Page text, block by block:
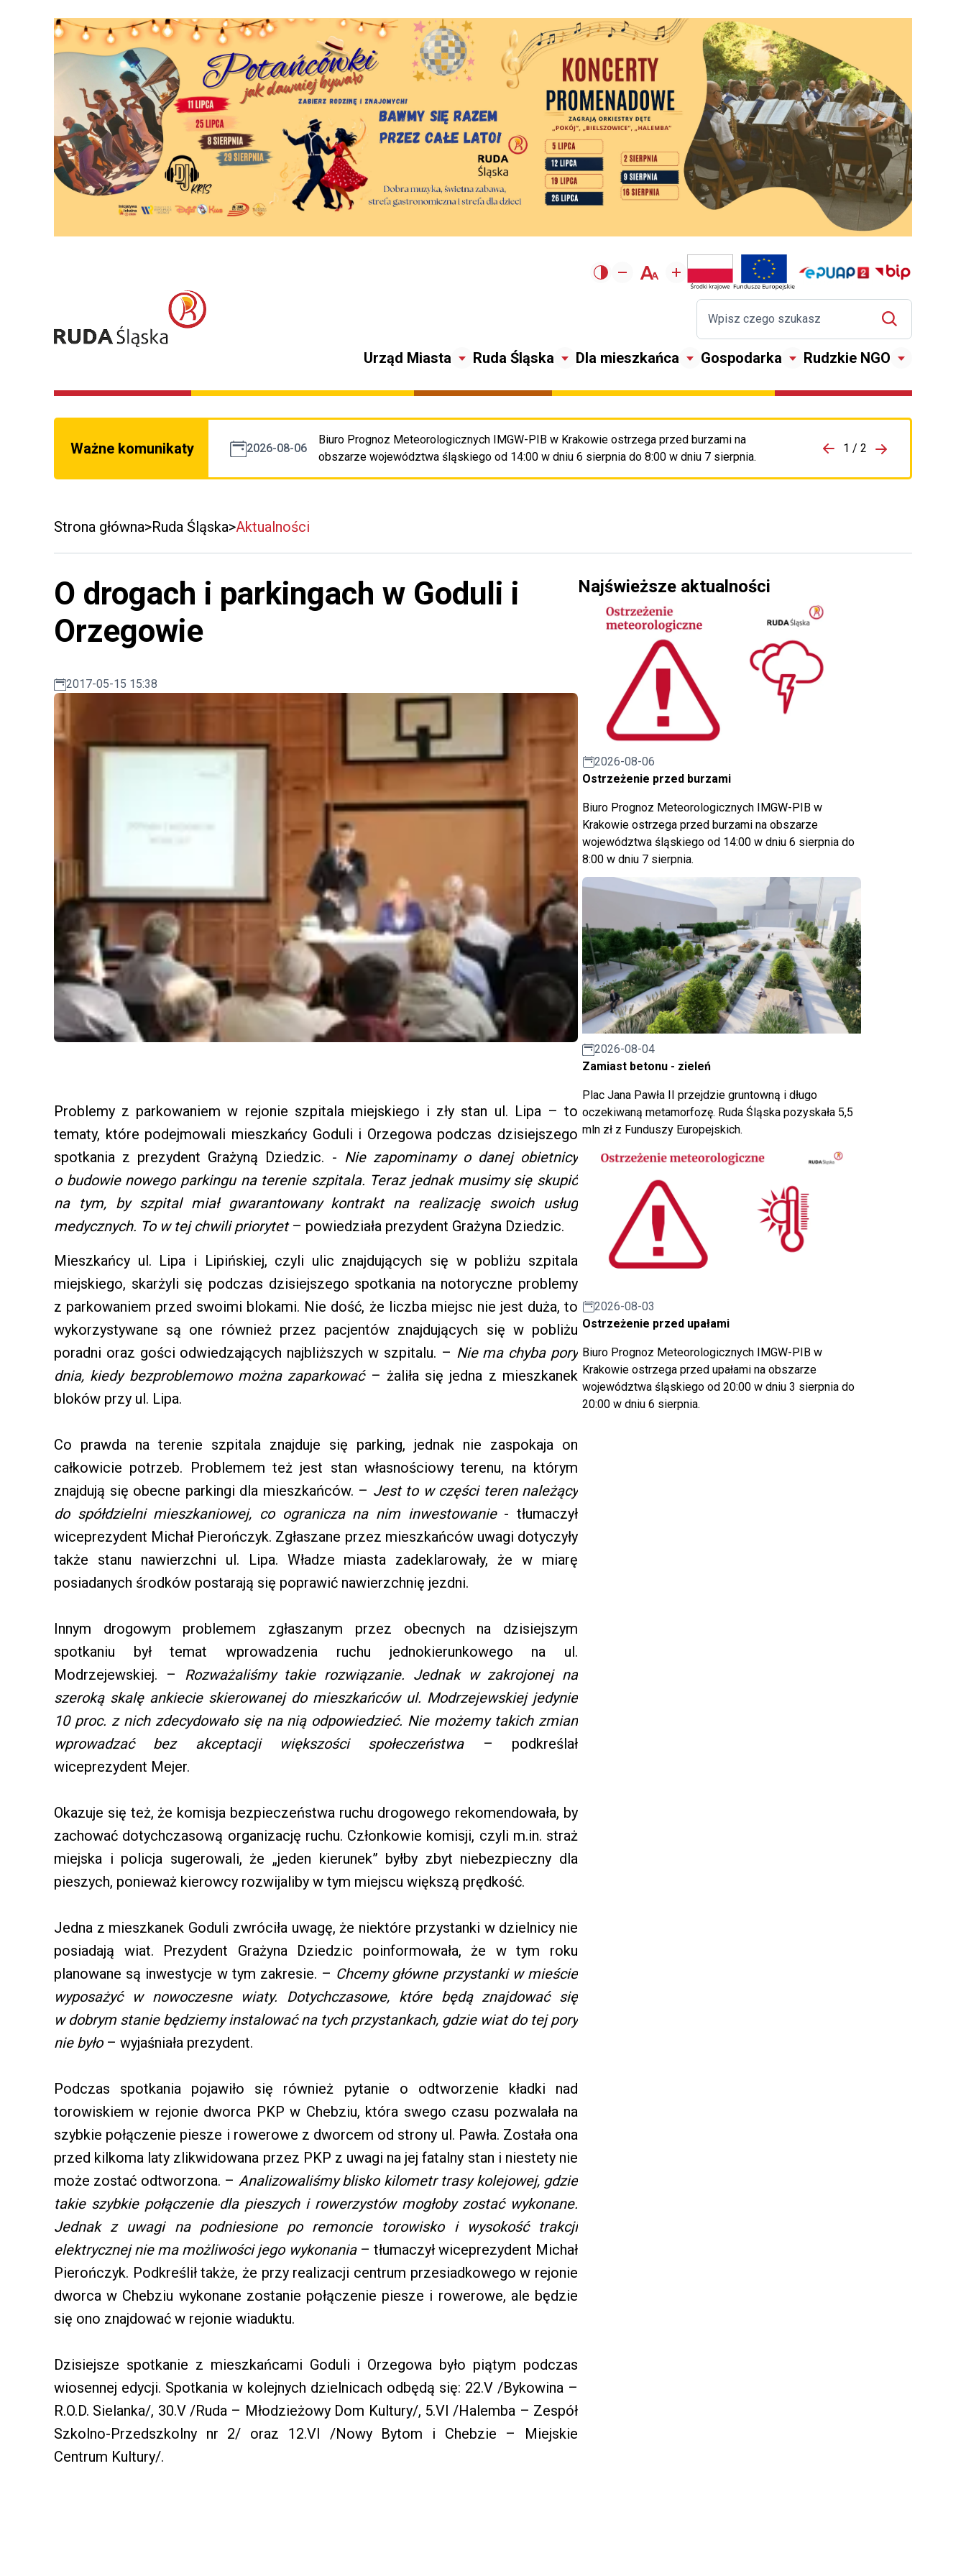
Urząd Miasta Ruda Śląska Dla mieszkańca Gospodarka Rudzkie NGO
Ważne komunikaty 2026-08-06
Biuro Prognoz Meteorologicznych IMGW-PIB w Krakowie ostrzega przed burzami na
obszarze województwa śląskiego od 14:00 w dniu 6 sierpnia do 8:00 w dniu 7 sierpnia.
Przejdź do porzpedniego komunikatu 1 / 2
Przejdź do
Strona główna Ruda Śląska Aktualności
O drogach i parkingach w Goduli i
Orzegowie
2017-05-15 15:38
Problemy z parkowaniem w rejonie szpitala miejskiego i zły stan ul. Lipa – to
tematy, które podejmowali mieszkańcy Goduli i Orzegowa podczas dzisiejszego
spotkania z prezydent Grażyną Dziedzic. - Nie zapominamy o danej obietnicy
o budowie nowego parkingu na terenie szpitala. Teraz jednak musimy się skupić
na tym, by szpital miał gwarantowany kontrakt na realizację swoich usług
medycznych. To w tej chwili priorytet– powiedziała prezydent Grażyna Dziedzic.
Mieszkańcy ul. Lipa i Lipińskiej, czyli ulic znajdujących się w pobliżu szpitala
miejskiego, skarżyli się podczas dzisiejszego spotkania na notoryczne problemy
z parkowaniem przed swoimi blokami. Nie dość, że liczba miejsc nie jest duża, to
wykorzystywane są one również przez pacjentów znajdujących się w pobliżu
poradni oraz gości odwiedzających najbliższych w szpitalu. – Nie ma chyba pory
dnia, kiedy bezproblemowo można zaparkować– żaliła się jedna z mieszkanek
bloków przy ul. Lipa.
Co prawda na terenie szpitala znajduje się parking, jednak nie zaspokaja on
całkowicie potrzeb. Problemem też jest stan własnościowy terenu, na którym
znajdują się obecne parkingi dla mieszkańców. – Jest to w części teren należący
do spółdzielni mieszkaniowej, co ogranicza na nim inwestowanie- tłumaczył
wiceprezydent Michał Pierończyk. Zgłaszane przez mieszkańców uwagi dotyczyły
także stanu nawierzchni ul. Lipa. Władze miasta zadeklarowały, że w miarę
posiadanych środków postarają się poprawić nawierzchnię jezdni.
Innym drogowym problemem zgłaszanym przez obecnych na dzisiejszym
spotkaniu był temat wprowadzenia ruchu jednokierunkowego na ul.
Modrzejewskiej. – Rozważaliśmy takie rozwiązanie. Jednak w zakrojonej na
szeroką skalę ankiecie skierowanej do mieszkańców ul. Modrzejewskiej jedynie
10 proc. z nich zdecydowało się na nią odpowiedzieć. Nie możemy takich zmian
wprowadzać bez akceptacji większości społeczeństwa – podkreślał
wiceprezydent Mejer.
Okazuje się też, że komisja bezpieczeństwa ruchu drogowego rekomendowała, by
zachować dotychczasową organizację ruchu. Członkowie komisji, czyli m.in. straż
miejska i policja sugerowali, że „jeden kierunek” byłby zbyt niebezpieczny dla
pieszych, ponieważ kierowcy rozwijaliby w tym miejscu większą prędkość.
Jedna z mieszkanek Goduli zwróciła uwagę, że niektóre przystanki w dzielnicy nie
posiadają wiat. Prezydent Grażyna Dziedzic poinformowała, że w tym roku
planowane są inwestycje w tym zakresie. – Chcemy główne przystanki w mieście
wyposażyć w nowoczesne wiaty. Dotychczasowe, które będą znajdować się
w dobrym stanie będziemy instalować na tych przystankach, gdzie wiat do tej pory
nie było– wyjaśniała prezydent.
Podczas spotkania pojawiło się również pytanie o odtworzenie kładki nad
torowiskiem w rejonie dworca PKP w Chebziu, która swego czasu pozwalała na
szybkie połączenie piesze i rowerowe z dworcem od strony ul. Pawła. Została ona
przed kilkoma laty zlikwidowana przez PKP z uwagi na jej fatalny stan i niestety nie
może zostać odtworzona. – Analizowaliśmy blisko kilometr trasy kolejowej, gdzie
takie szybkie połączenie dla pieszych i rowerzystów mogłoby zostać wykonane.
Jednak z uwagi na podniesione po remoncie torowisko i wysokość trakcji
elektrycznej nie ma możliwości jego wykonania– tłumaczył wiceprezydent Michał
Pierończyk. Podkreślił także, że przy realizacji centrum przesiadkowego w rejonie
dworca w Chebziu wykonane zostanie połączenie piesze i rowerowe, ale będzie
się ono znajdować w rejonie wiaduktu.
Dzisiejsze spotkanie z mieszkańcami Goduli i Orzegowa było piątym podczas
wiosennej edycji. Spotkania w kolejnych dzielnicach odbędą się: 22.V /Bykowina –
R.O.D. Sielanka/, 30.V /Ruda – Młodzieżowy Dom Kultury/, 5.VI /Halemba – Zespół
Szkolno-Przedszkolny nr 2/ oraz 12.VI /Nowy Bytom i Chebzie – Miejskie
Centrum Kultury/.
Najświeższe aktualności
2026-08-06
Ostrzeżenie przed burzami
Biuro Prognoz Meteorologicznych IMGW-PIB w
Krakowie ostrzega przed burzami na obszarze
województwa śląskiego od 14:00 w dniu 6 sierpnia do
8:00 w dniu 7 sierpnia.
2026-08-04
Zamiast betonu - zieleń
Plac Jana Pawła II przejdzie gruntowną i długo
oczekiwaną metamorfozę. Ruda Śląska pozyskała 5,5
mln zł z Funduszy Europejskich.
2026-08-03
Ostrzeżenie przed upałami
Biuro Prognoz Meteorologicznych IMGW-PIB w
Krakowie ostrzega przed upałami na obszarze
województwa śląskiego od 20:00 w dniu 3 sierpnia do
20:00 w dniu 6 sierpnia.